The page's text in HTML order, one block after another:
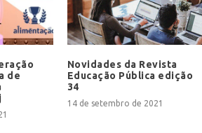
de
Novidades da Revista
Educação Pública edição
34
14 de setembro de 2021